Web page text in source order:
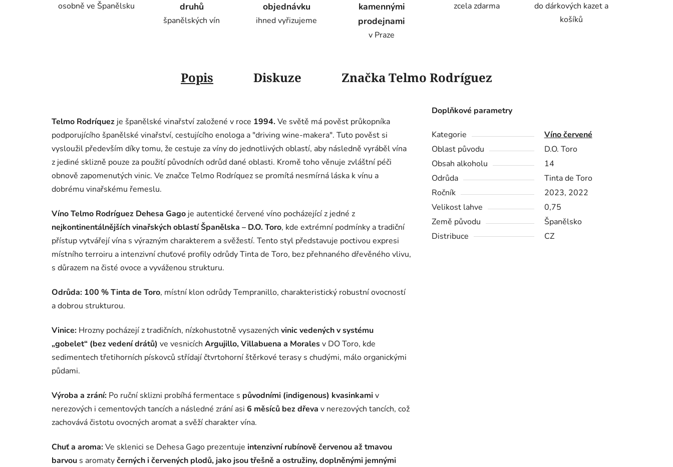
osobně ve Španělsku
druhů
španělských vín
objednávku
ihned vyřizujeme
kamennými
prodejnami
v Praze
zcela zdarma
do dárkových kazet a
košíků
Popis Diskuze ZnačkaTelmo Rodríguez
Telmo Rodríquez je španělské vinařství založené v roce 1994. Ve světě má pověst průkopníka
podporujícího španělské vinařství, cestujícího enologa a "driving wine-makera". Tuto pověst si
vysloužil především díky tomu, že cestuje za víny do jednotlivých oblastí, aby následně vyráběl vína
z jediné sklizně pouze za použití původních odrůd dané oblasti. Kromě toho věnuje zvláštní péči
obnově zapomenutých vinic. Ve značce Telmo Rodríquez se promítá nesmírná láska k vínu a
dobrému vinařskému řemeslu.
Víno Telmo Rodríguez Dehesa Gago je autentické červené víno pocházející z jedné z
nejkontinentálnějších vinařských oblastí Španělska – D.O. Toro, kde extrémní podmínky a tradiční
přístup vytvářejí vína s výrazným charakterem a svěžestí. Tento styl představuje poctivou expresi
místního terroiru a intenzivní chuťové profily odrůdy Tinta de Toro, bez přehnaného dřevěného vlivu,
s důrazem na čisté ovoce a vyváženou strukturu.
Odrůda: 100 % Tinta de Toro, místní klon odrůdy Tempranillo, charakteristický robustní ovocností
a dobrou strukturou.
Vinice: Hrozny pocházejí z tradičních, nízkohustotně vysazených vinic vedených v systému
„gobelet“ (bez vedení drátů) ve vesnicích Argujillo, Villabuena a Moralesv DO Toro, kde
sedimentech třetihorních pískovců střídají čtvrtohorní štěrkové terasy s chudými, málo organickými
půdami.
Výroba a zrání: Po ruční sklizni probíhá fermentace s původními (indigenous) kvasinkamiv
nerezových i cementových tancích a následné zrání asi 6 měsíců bez dřeva v nerezových tancích, což
zachovává čistotu ovocných aromat a svěží charakter vína.
Chuť a aroma:Ve sklenici se Dehesa Gago prezentuje intenzivní rubínově červenou až tmavou
barvou s aromatyčerných i červených plodů, jako jsou třešně a ostružiny, doplněnými jemnými
Doplňkové parametry
Kategorie
Víno červené
Oblast původu
D.O. Toro
Obsah alkoholu
14
Odrůda
Tinta de Toro
Ročník
2023, 2022
Velikost lahve
0,75
Země původu
Španělsko
Distribuce
CZ